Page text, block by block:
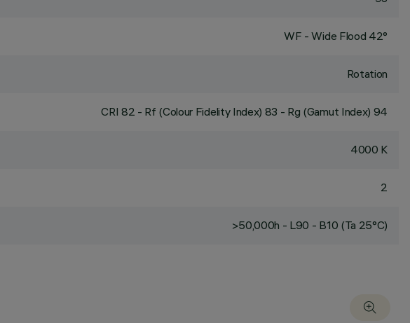
WF - Wide Flood 42°
Rotation
CRI 82 - Rf (Colour Fidelity Index) 83 - Rg (Gamut Index) 94
4000 K
2
>50,000h - L90 - B10 (Ta 25°C)